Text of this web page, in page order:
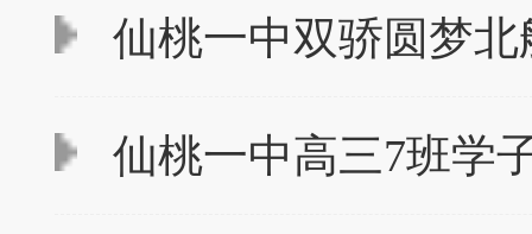
仙桃一中双骄圆梦北
仙桃一中高三7班学